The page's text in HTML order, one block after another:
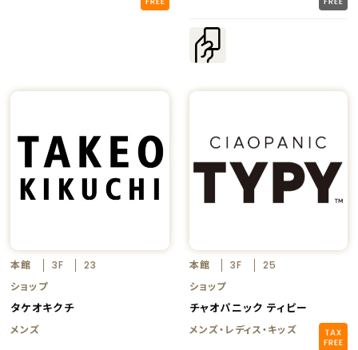
本館 3F
23
ショップ
タケオキクチ
メンズ
本館 3F
25
ショップ
チャオパニック ティピー
メンズ・レディス・キッズ